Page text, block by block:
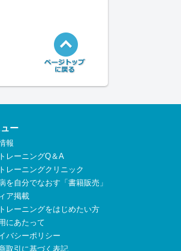
ー
報
レーニングQ＆A
レーニングクリニック
を自分でなおす「書籍販売」
ア掲載
レーニングをはじめたい方
にあたって
バシーポリシー
取引に基づく表記